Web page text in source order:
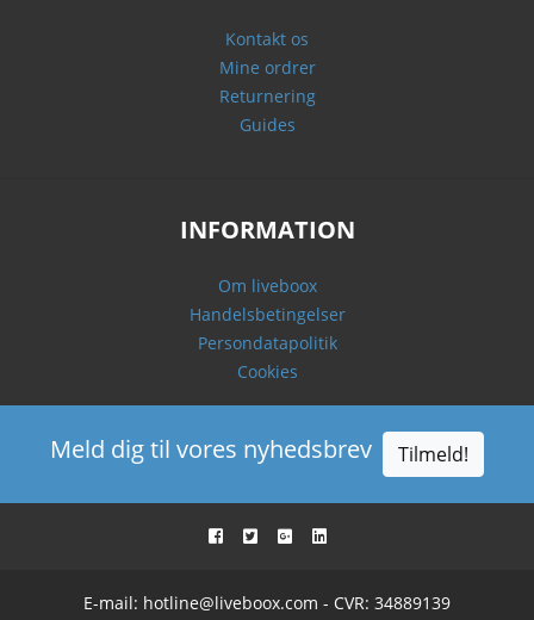
Kontakt os
Mine ordrer
Returnering
Guides
INFORMATION
Om liveboox
Handelsbetingelser
Persondatapolitik
Cookies
Meld dig til vores nyhedsbrev Tilmeld!
E-mail: hotline@liveboox.com - CVR: 34889139